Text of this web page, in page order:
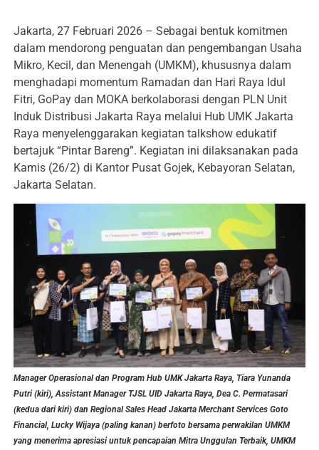
Jakarta, 27 Februari 2026 – Sebagai bentuk komitmen
dalam mendorong penguatan dan pengembangan Usaha
Mikro, Kecil, dan Menengah (UMKM), khususnya dalam
menghadapi momentum Ramadan dan Hari Raya Idul
Fitri, GoPay dan MOKA berkolaborasi dengan PLN Unit
Induk Distribusi Jakarta Raya melalui Hub UMK Jakarta
Raya menyelenggarakan kegiatan talkshow edukatif
bertajuk “Pintar Bareng”. Kegiatan ini dilaksanakan pada
Kamis (26/2) di Kantor Pusat Gojek, Kebayoran Selatan,
Jakarta Selatan.
Manager Operasional dan Program Hub UMK Jakarta Raya, Tiara Yunanda
Putri (kiri), Assistant Manager TJSL UID Jakarta Raya, Dea C. Permatasari
(kedua dari kiri) dan Regional Sales Head Jakarta Merchant Services Goto
Financial, Lucky Wijaya (paling kanan) berfoto bersama perwakilan UMKM
yang menerima apresiasi untuk pencapaian Mitra Unggulan Terbaik, UMKM